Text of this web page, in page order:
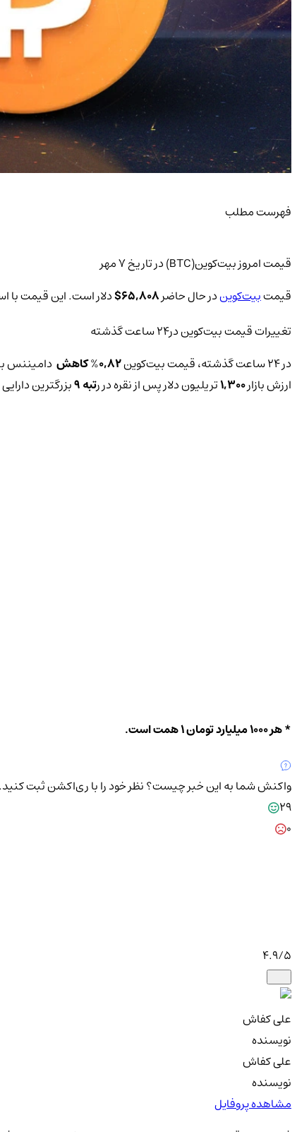
فهرست مطلب
قیمت امروز بیت‌کوین(BTC) در تاریخ 7 مهر
قیمتبیت‌کویندر حال حاضر65,808
$دلار است. این قیمت با
تغییرات قیمت بیت‌کوین‌ در24 ساعت گذشته
در 24 ساعت گذشته، قیمت بیت‌کوین
0,82
%کاهش دامیننس
ارزش بازار1,300تریلیون دلار پس از نقره در رتبه 9 بزرگترین دارایی های
* هر 1000 میلیارد تومان 1 همت است.
واکنش شما به این خبر چیست؟نظر خود را با ری‌اکشن ثبت کنید.
29
0
4.9/5
علی کفاش
نویسنده
علی کفاش
نویسنده
مشاهده پروفایل